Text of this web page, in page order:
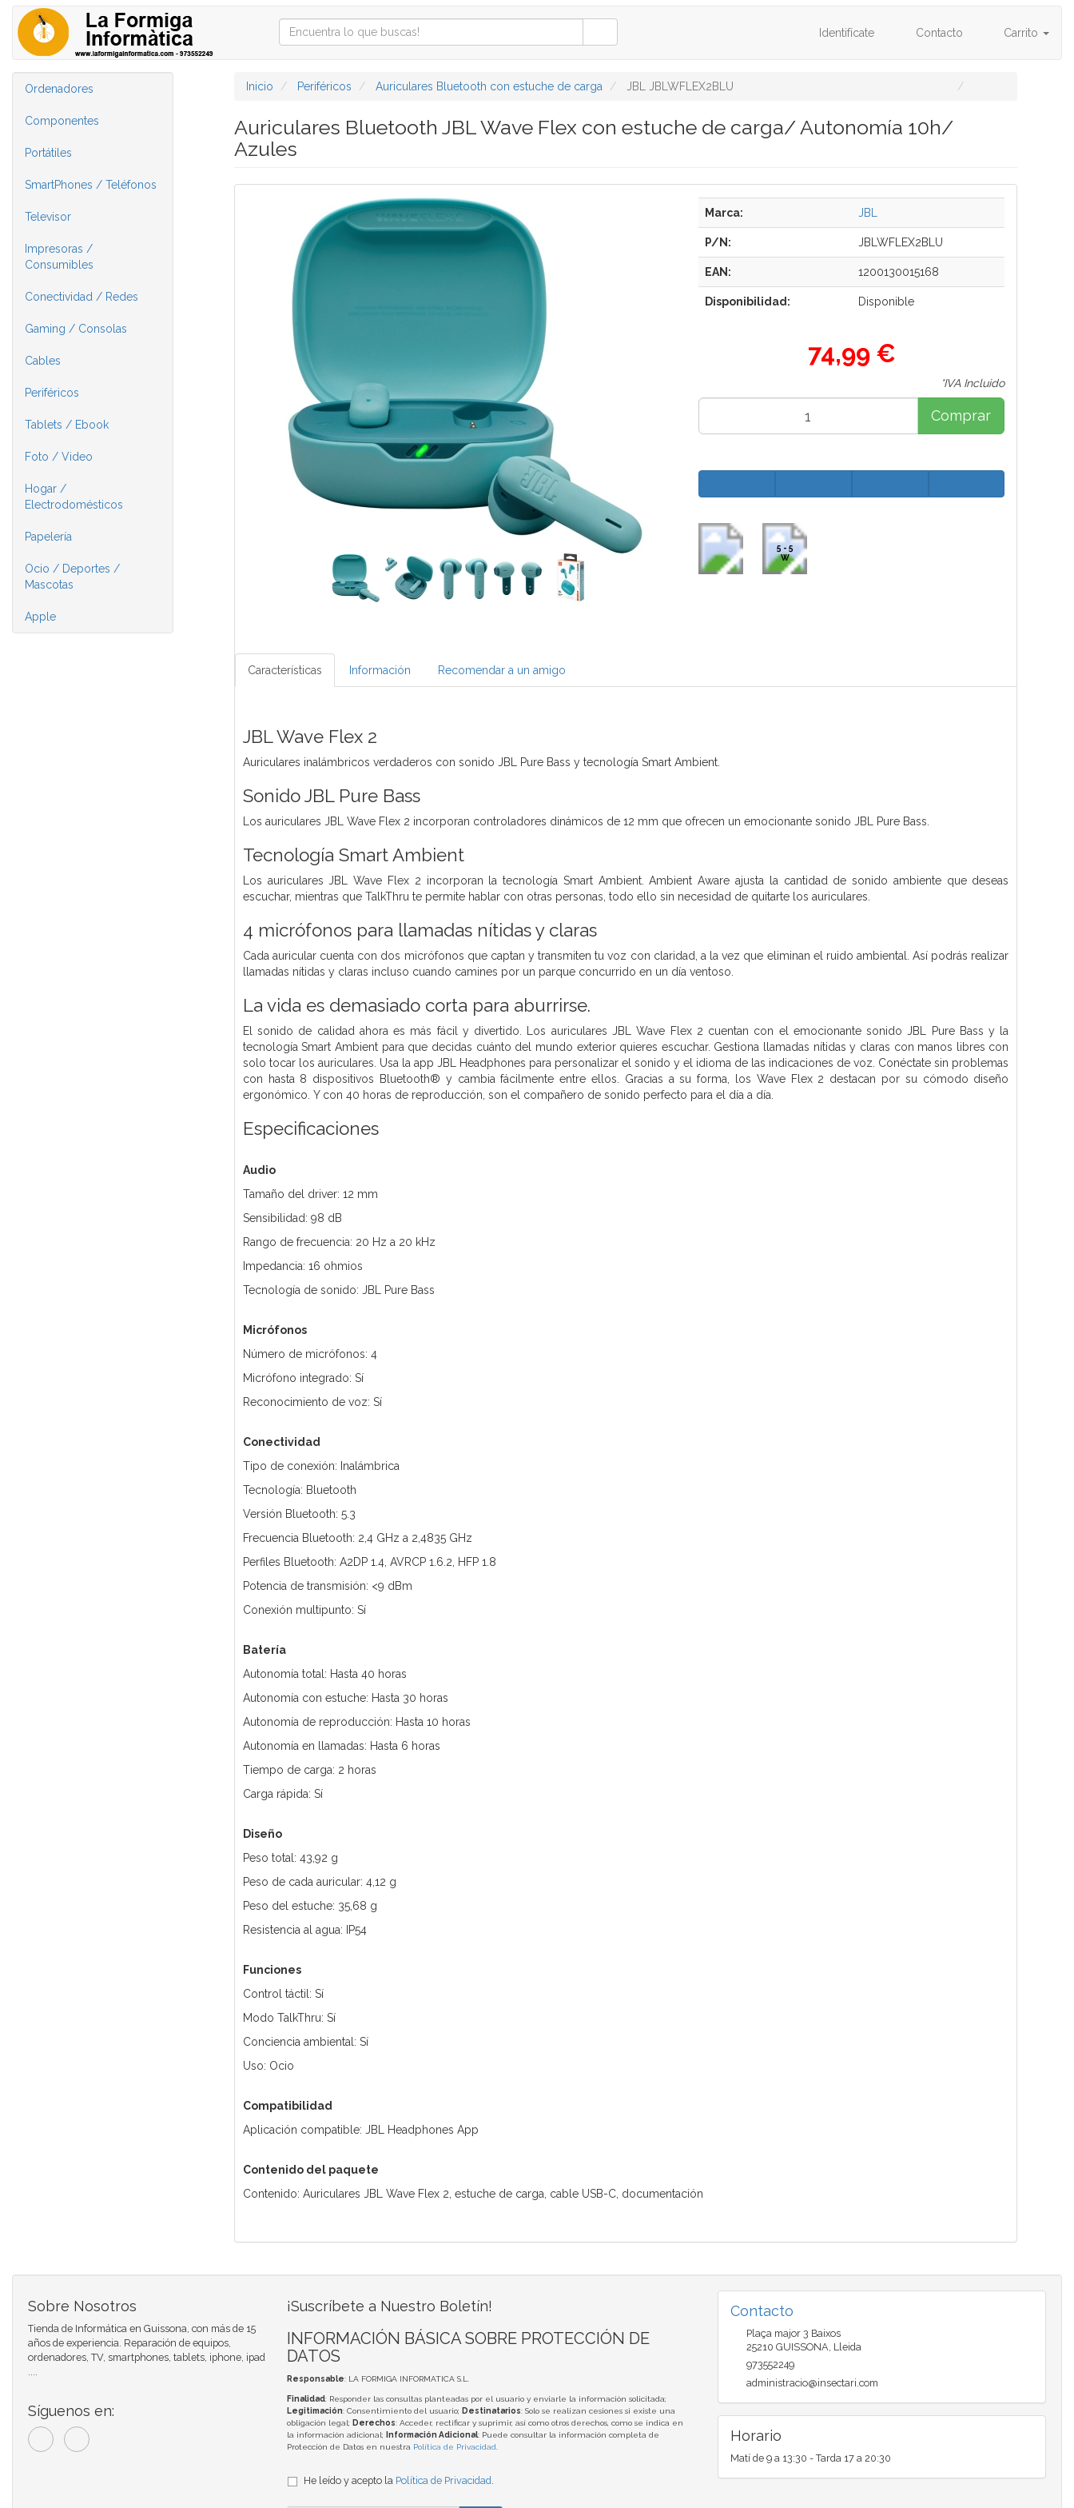
Identifícate Contacto Carrito
Ordenadores
Componentes
Portátiles
SmartPhones / Teléfonos
Televisor
Impresoras /
Consumibles
Conectividad / Redes
Gaming / Consolas
Cables
Periféricos
Tablets / Ebook
Foto / Video
Hogar /
Electrodomésticos
Papelería
Ocio / Deportes /
Mascotas
Apple
Inicio Periféricos Auriculares Bluetooth con estuche de carga JBL JBLWFLEX2BLU
Auriculares Bluetooth JBL Wave Flex con estuche de carga/ Autonomía 10h/
Azules
Marca: JBL
P/N: JBLWFLEX2BLU
EAN: 1200130015168
Disponibilidad: Disponible
74,99 €
*IVA Incluido
Comprar
5 - 5
W
Características Información Recomendar a un amigo
JBL Wave Flex 2
Auriculares inalámbricos verdaderos con sonido JBL Pure Bass y tecnología Smart Ambient.
Sonido JBL Pure Bass
Los auriculares JBL Wave Flex 2 incorporan controladores dinámicos de 12 mm que ofrecen un emocionante sonido JBL Pure Bass.
Tecnología Smart Ambient
Los auriculares JBL Wave Flex 2 incorporan la tecnología Smart Ambient. Ambient Aware ajusta la cantidad de sonido ambiente que deseas
escuchar, mientras que TalkThru te permite hablar con otras personas, todo ello sin necesidad de quitarte los auriculares.
4 micrófonos para llamadas nítidas y claras
Cada auricular cuenta con dos micrófonos que captan y transmiten tu voz con claridad, a la vez que eliminan el ruido ambiental. Así podrás realizar
llamadas nítidas y claras incluso cuando camines por un parque concurrido en un día ventoso.
La vida es demasiado corta para aburrirse.
El sonido de calidad ahora es más fácil y divertido. Los auriculares JBL Wave Flex 2 cuentan con el emocionante sonido JBL Pure Bass y la
tecnología Smart Ambient para que decidas cuánto del mundo exterior quieres escuchar. Gestiona llamadas nítidas y claras con manos libres con
solo tocar los auriculares. Usa la app JBL Headphones para personalizar el sonido y el idioma de las indicaciones de voz. Conéctate sin problemas
con hasta 8 dispositivos Bluetooth® y cambia fácilmente entre ellos. Gracias a su forma, los Wave Flex 2 destacan por su cómodo diseño
ergonómico. Y con 40 horas de reproducción, son el compañero de sonido perfecto para el día a día.
Especificaciones
Audio
Tamaño del driver: 12 mm
Sensibilidad: 98 dB
Rango de frecuencia: 20 Hz a 20 kHz
Impedancia: 16 ohmios
Tecnología de sonido: JBL Pure Bass
Micrófonos
Número de micrófonos: 4
Micrófono integrado: Sí
Reconocimiento de voz: Sí
Conectividad
Tipo de conexión: Inalámbrica
Tecnología: Bluetooth
Versión Bluetooth: 5.3
Frecuencia Bluetooth: 2,4 GHz a 2,4835 GHz
Perfiles Bluetooth: A2DP 1.4, AVRCP 1.6.2, HFP 1.8
Potencia de transmisión: <9 dBm
Conexión multipunto: Sí
Batería
Autonomía total: Hasta 40 horas
Autonomía con estuche: Hasta 30 horas
Autonomía de reproducción: Hasta 10 horas
Autonomía en llamadas: Hasta 6 horas
Tiempo de carga: 2 horas
Carga rápida: Sí
Diseño
Peso total: 43,92 g
Peso de cada auricular: 4,12 g
Peso del estuche: 35,68 g
Resistencia al agua: IP54
Funciones
Control táctil: Sí
Modo TalkThru: Sí
Conciencia ambiental: Sí
Uso: Ocio
Compatibilidad
Aplicación compatible: JBL Headphones App
Contenido del paquete
Contenido: Auriculares JBL Wave Flex 2, estuche de carga, cable USB-C, documentación
Sobre Nosotros
Tienda de Informática en Guissona, con más de 15
años de experiencia. Reparación de equipos,
ordenadores, TV, smartphones, tablets, iphone, ipad
....
Síguenos en:
¡Suscríbete a Nuestro Boletín!
INFORMACIÓN BÁSICA SOBRE PROTECCIÓN DE
DATOS
Responsable: LA FORMIGA INFORMATICA S.L.
Finalidad: Responder las consultas planteadas por el usuario y enviarle la información solicitada;
Legitimación: Consentimiento del usuario; Destinatarios: Solo se realizan cesiones si existe una
obligación legal; Derechos: Acceder, rectificar y suprimir, así como otros derechos, como se indica en
la información adicional;
Información Adicional: Puede consultar la información completa de
Protección de Datos en nuestra Política de Privacidad.
He leído y acepto la Política de Privacidad.
Contacto
Plaça major 3 Baixos
25210 GUISSONA, Lleida
973552249
administracio@insectari.com
Horario
Matí de 9 a 13:30 - Tarda 17 a 20:30